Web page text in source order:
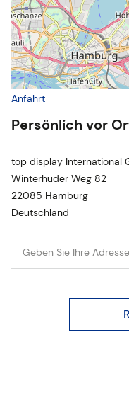
Anfahrt
Persönlich vor
top display International
Winterhuder Weg 82
22085 Hamburg
Deutschland